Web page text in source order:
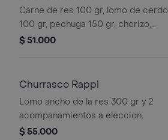
Carne de res 100 gr, lomo de cerdo
100 gr, pechuga 150 gr, chorizo,
morcilla con papa parrilla y arepa.
$ 51.000
Churrasco Rappi
Lomo ancho de la res 300 gr y 2
acompanamientos a eleccion.
$ 55.000